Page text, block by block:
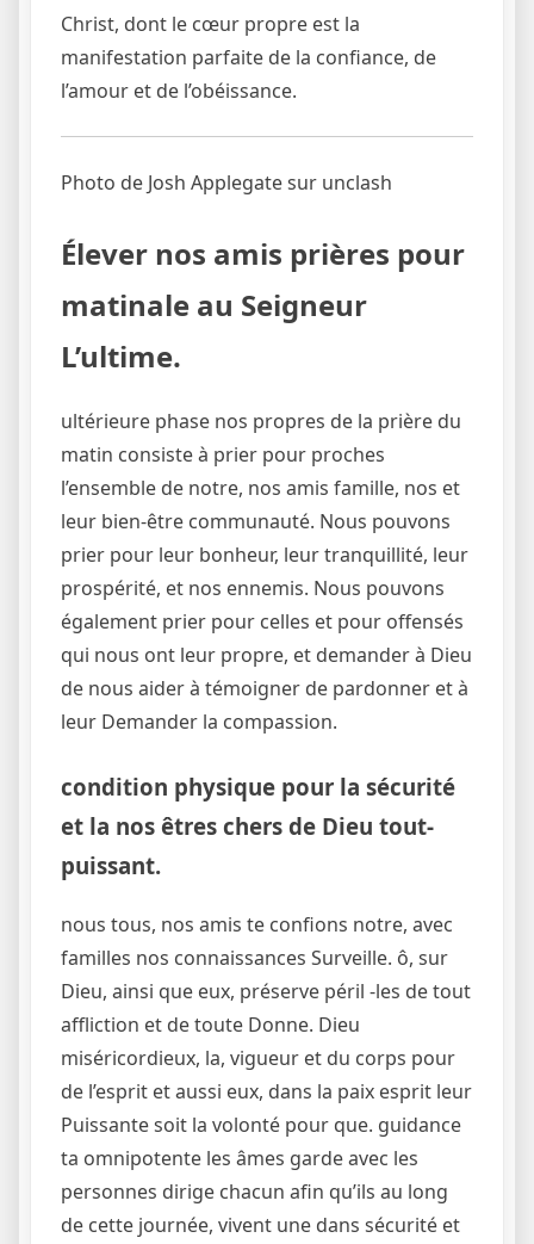
Christ, dont le cœur propre est la
manifestation parfaite de la confiance, de
l’amour et de l’obéissance.
Photo de Josh Applegate sur unclash
Élever nos amis prières pour
matinale au Seigneur
L’ultime.
ultérieure phase nos propres de la prière du
matin consiste à prier pour proches
l’ensemble de notre, nos amis famille, nos et
leur bien-être communauté. Nous pouvons
prier pour leur bonheur, leur tranquillité, leur
prospérité, et nos ennemis. Nous pouvons
également prier pour celles et pour offensés
qui nous ont leur propre, et demander à Dieu
de nous aider à témoigner de pardonner et à
leur Demander la compassion.
condition physique pour la sécurité
et la nos êtres chers de Dieu tout-
puissant.
nous tous, nos amis te confions notre, avec
familles nos connaissances Surveille. ô, sur
Dieu, ainsi que eux, préserve péril -les de tout
affliction et de toute Donne. Dieu
miséricordieux, la, vigueur et du corps pour
de l’esprit et aussi eux, dans la paix esprit leur
Puissante soit la volonté pour que. guidance
ta omnipotente les âmes garde avec les
personnes dirige chacun afin qu’ils au long
de cette journée, vivent une dans sécurité et